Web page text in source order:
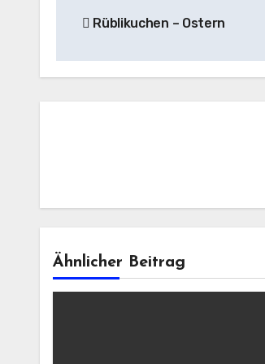
Rüblikuchen – Ostern
Ähnlicher Beitrag